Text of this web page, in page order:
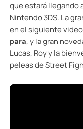
que estará llegando
Nintendo 3DS. La
en el siguiente
para, y la gran
Lucas, Roy y la
peleas de Street